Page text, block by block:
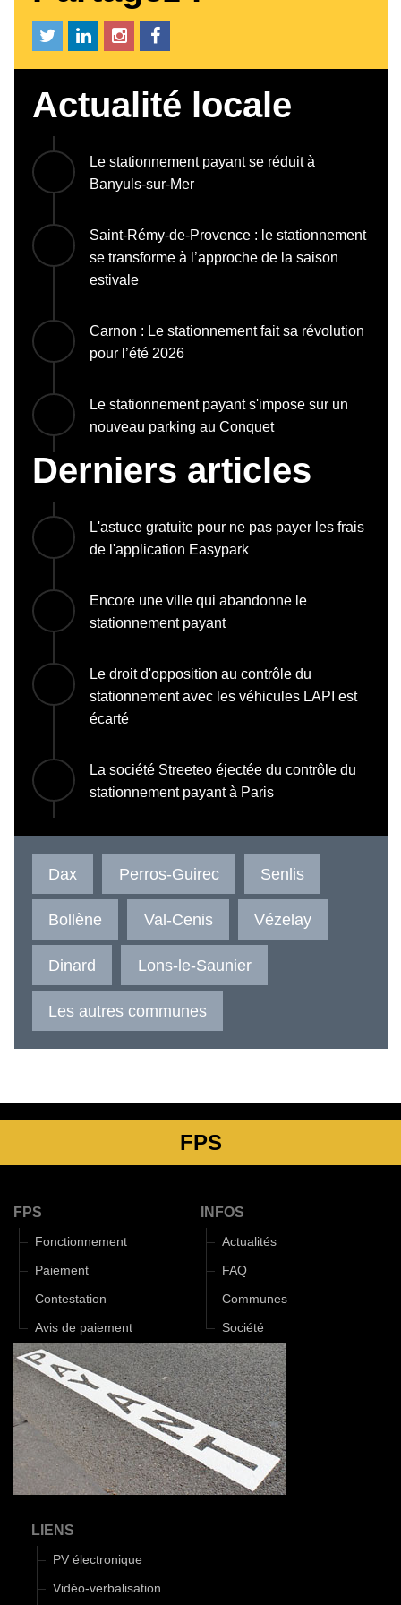
Actualité locale
Le stationnement payant se réduit à
Banyuls-sur-Mer
Saint-Rémy-de-Provence : le stationnement
se transforme à l’approche de la saison
estivale
Carnon : Le stationnement fait sa révolution
pour l’été 2026
Le stationnement payant s'impose sur un
nouveau parking au Conquet
Derniers articles
L'astuce gratuite pour ne pas payer les frais
de l'application Easypark
Encore une ville qui abandonne le
stationnement payant
Le droit d'opposition au contrôle du
stationnement avec les véhicules LAPI est
écarté
La société Streeteo éjectée du contrôle du
stationnement payant à Paris
Dax Perros-Guirec Senlis
Bollène Val-Cenis Vézelay
Dinard Lons-le-Saunier
Les autres communes
FPS
FPS
Fonctionnement
Paiement
Contestation
Avis de paiement
INFOS
Actualités
FAQ
Communes
Société
LIENS
PV électronique
Vidéo-verbalisation